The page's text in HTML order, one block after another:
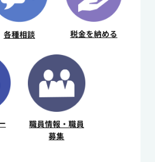
各種相談 税金を納める
職員情報・職員
募集